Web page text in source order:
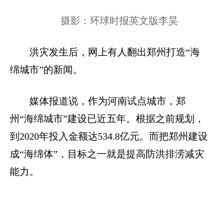
摄影：环球时报英文版李昊
洪灾发生后，网上有人翻出郑州打造“海
绵城市”的新闻。
媒体报道说，作为河南试点城市，郑
州“海绵城市”建设已近五年。根据之前规划，
到2020年投入金额达534.8亿元。而把郑州建设
成“海绵体”，目标之一就是提高防洪排涝减灾
能力。